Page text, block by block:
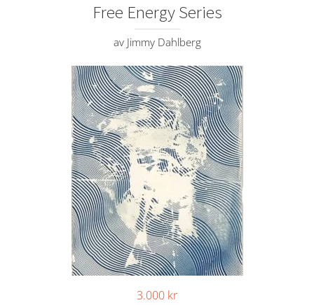
Free Energy Series
av Jimmy Dahlberg
3.000 kr